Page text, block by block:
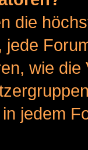
die
jede
wie
jedem